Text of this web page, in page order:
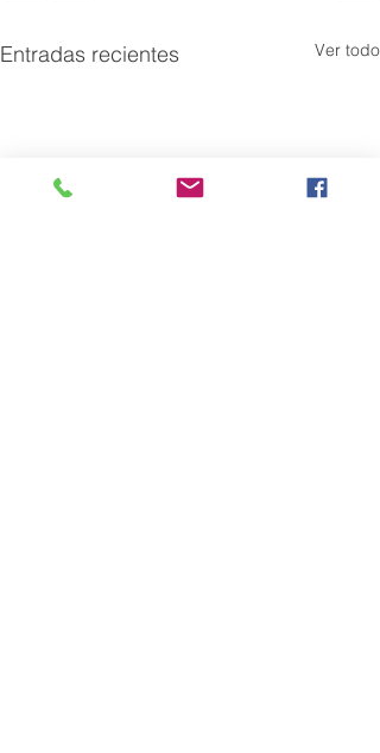
Entradas recientes Ver todo